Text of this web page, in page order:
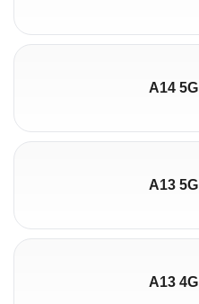
A14 5G
A13 5G
A13 4G